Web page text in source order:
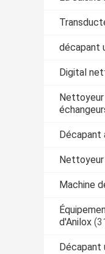
décapant
Digital
Décapant
Machine
d'Anilox
Décapant